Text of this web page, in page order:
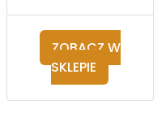
ZOBACZ W
SKLEPIE